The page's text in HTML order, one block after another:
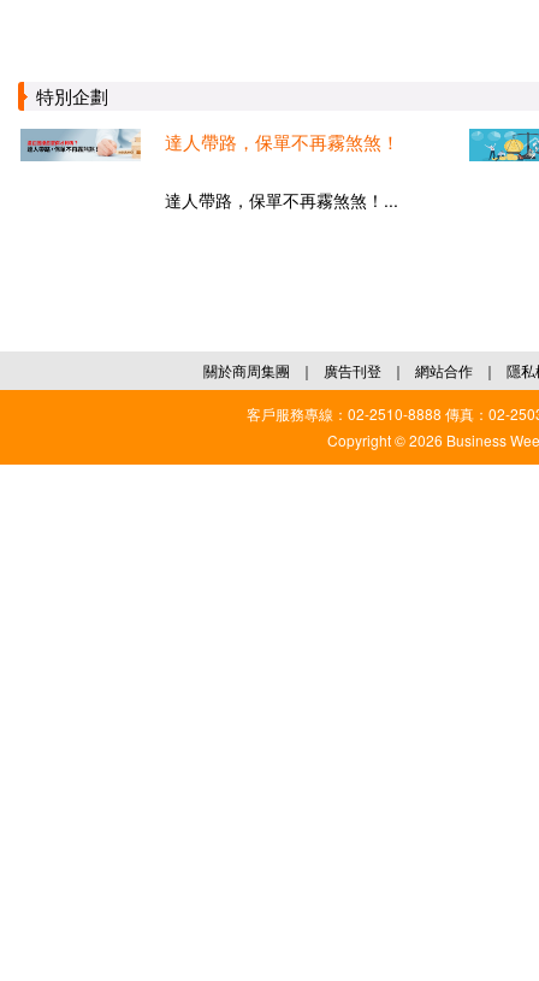
特別企劃
達人帶路，保單不再霧煞煞！
達人帶路，保單不再霧煞煞！...
關於商周集團 ｜ 廣告刊登 ｜ 網站合作 ｜ 隱私
客戶服務專線：02-2510-8888 傳真：02-
Copyright © 2026 Business